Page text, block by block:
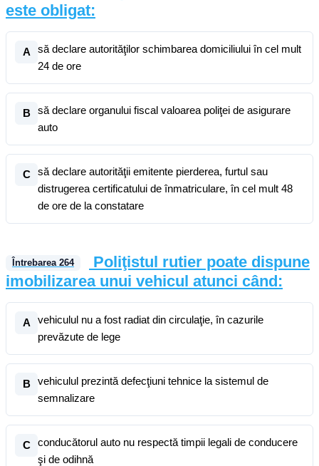
este obligat:
A
să declare autorităţilor schimbarea domiciliului în cel mult
24 de ore
B
să declare organului fiscal valoarea poliţei de asigurare
auto
C
să declare autorităţii emitente pierderea, furtul sau
distrugerea certificatului de înmatriculare, în cel mult 48
de ore de la constatare
Întrebarea 264
Poliţistul rutier poate dispune
imobilizarea unui vehicul atunci când:
A
vehiculul nu a fost radiat din circulaţie, în cazurile
prevăzute de lege
B
vehiculul prezintă defecţiuni tehnice la sistemul de
semnalizare
C
conducătorul auto nu respectă timpii legali de conducere
şi de odihnă